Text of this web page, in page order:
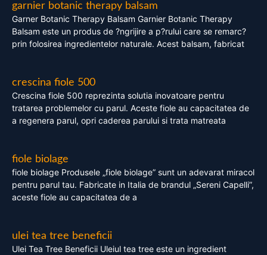
garnier botanic therapy balsam
Garner Botanic Therapy Balsam Garnier Botanic Therapy
Balsam este un produs de ?ngrijire a p?rului care se remarc?
prin folosirea ingredientelor naturale. Acest balsam, fabricat
crescina fiole 500
Crescina fiole 500 reprezinta solutia inovatoare pentru
tratarea problemelor cu parul. Aceste fiole au capacitatea de
a regenera parul, opri caderea parului si trata matreata
fiole biolage
fiole biolage Produsele „fiole biolage” sunt un adevarat miracol
pentru parul tau. Fabricate in Italia de brandul „Sereni Capelli”,
aceste fiole au capacitatea de a
ulei tea tree beneficii
Ulei Tea Tree Beneficii Uleiul tea tree este un ingredient